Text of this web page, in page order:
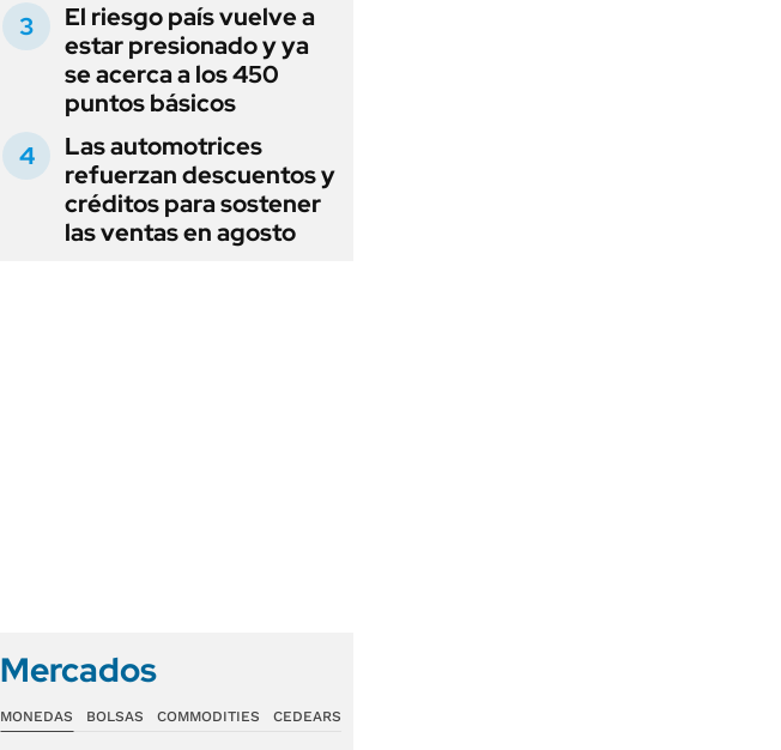
El riesgo país vuelve a
estar presionado y ya
se acerca a los 450
puntos básicos
Las automotrices
refuerzan descuentos y
créditos para sostener
las ventas en agosto
Mercados
MONEDAS BOLSAS COMMODITIES CEDEARS